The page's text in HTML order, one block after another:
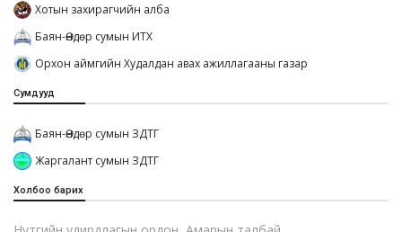
Хотын захирагчийн алба
Баян-Өндөр сумын ИТХ
Орхон аймгийн Худалдан авах ажиллагааны газар
Сумдууд
Баян-Өндөр сумын ЗДТГ
Жаргалант сумын ЗДТГ
Холбоо барих